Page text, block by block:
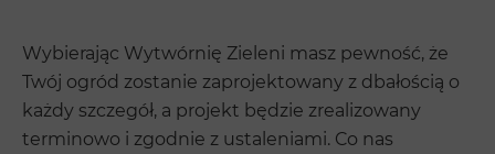
Wybierając Wytwórnię Zieleni masz pewność, że
Twój ogród zostanie zaprojektowany z dbałością o
każdy szczegół, a projekt będzie zrealizowany
terminowo i zgodnie z ustaleniami. Co nas